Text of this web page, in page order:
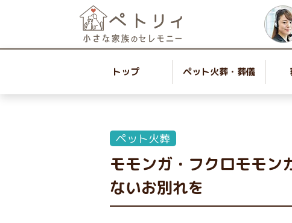
トップ ペット火葬・葬儀
ペット火葬
モモンガ・フクロモモン
ないお別れを